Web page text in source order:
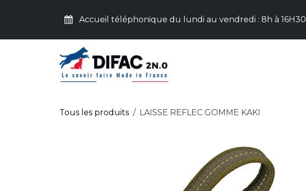
Accueil téléphonique du lundi au vendredi : 8h à 16H30
Tous les produits LAISSE REFLEC GOMME KAKI